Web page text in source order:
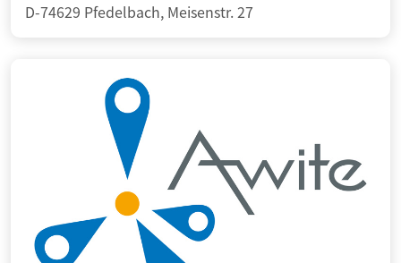
D-74629 Pfedelbach, Meisenstr. 27